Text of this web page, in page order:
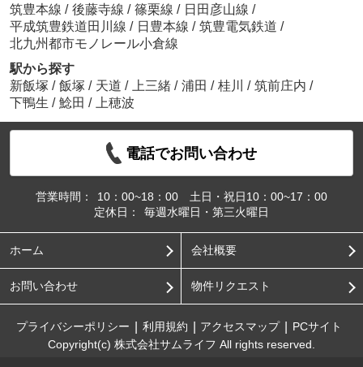
筑豊本線 / 後藤寺線 / 篠栗線 / 日田彦山線 /
平成筑豊鉄道田川線 / 日豊本線 / 筑豊電気鉄道 /
北九州都市モノレール小倉線
駅から探す
新飯塚 / 飯塚 / 天道 / 上三緒 / 浦田 / 桂川 / 筑前庄内 /
下鴨生 / 鯰田 / 上穂波
電話でお問い合わせ
営業時間：
10：00~18：00 土日・祝日10：00~17：00
定休日：
毎週水曜日・第三火曜日
ホーム 会社概要
お問い合わせ 物件リクエスト
プライバシーポリシー 利用規約 アクセスマップ
PCサイト
Copyright(c) 株式会社サムライフ All rights reserved.